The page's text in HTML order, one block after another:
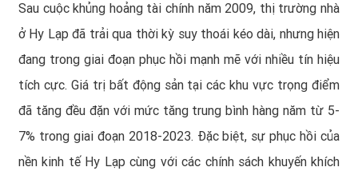
Sau cuộc khủng hoảng tài chính năm 2009, thị trường nhà
ở Hy Lạp đã trải qua thời kỳ suy thoái kéo dài, nhưng hiện
đang trong giai đoạn phục hồi mạnh mẽ với nhiều tín hiệu
tích cực. Giá trị bất động sản tại các khu vực trọng điểm
đã tăng đều đặn với mức tăng trung bình hàng năm từ 5-
7% trong giai đoạn 2018-2023. Đặc biệt, sự phục hồi của
nền kinh tế Hy Lạp cùng với các chính sách khuyến khích